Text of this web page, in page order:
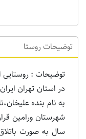
توضیحات روستا
توضیحات : روستایی
در استان تهران
شهرستان ورامین
سال به صورت